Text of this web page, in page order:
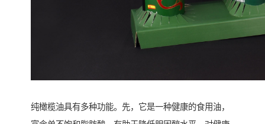
纯橄榄油具有多种功能。先，它是一种健康的食用油，